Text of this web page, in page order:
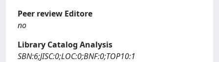
Peer review Editore
no
Library Catalog Analysis
SBN:6;JISC:0;LOC:0;BNF:0;TOP10:1